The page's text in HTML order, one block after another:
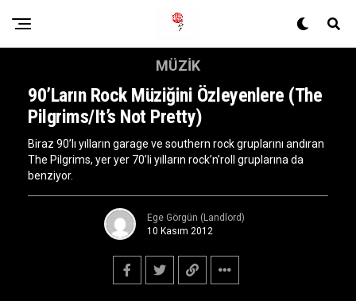
MÜZIK
90’ların Rock Müziğini Özleyenlere (The
Pilgrims/It’s Not Pretty)
Biraz 90’lı yılların garage ve southern rock gruplarını andıran
The Pilgrims, yer yer 70’li yılların rock’n’roll gruplarına da
benziyor.
Ege Görgün (Landlord)
10 Kasım 2012